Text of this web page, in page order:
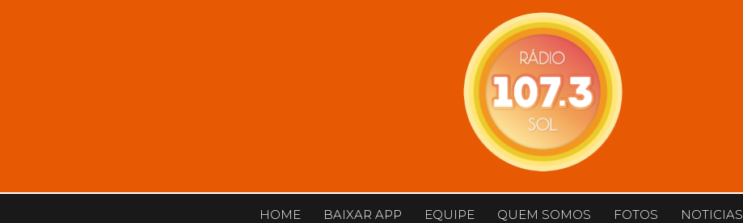
HOME BAIXAR APP EQUIPE QUEM SOMOS FOTOS NOTICIAS